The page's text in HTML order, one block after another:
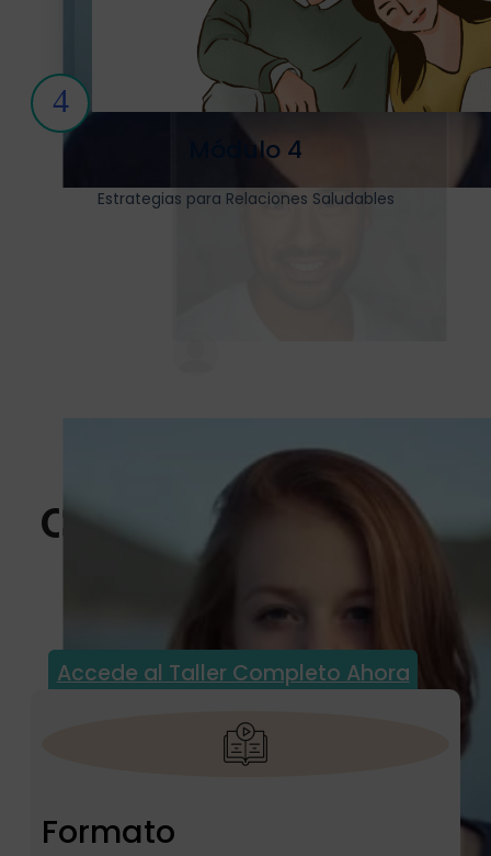
4
Módulo 4
Estrategias para Relaciones Saludables
¿Qué tipo de
contenido tiene
el taller?
Accede al Taller Completo Ahora
Formato